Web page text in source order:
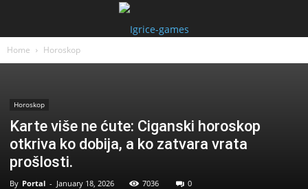
Home Horoskop
Horoskop
Karte više ne ćute: Ciganski horoskop
otkriva ko dobija, a ko zatvara vrata
prošlosti.
By Portal - January 18, 2026 7036 0